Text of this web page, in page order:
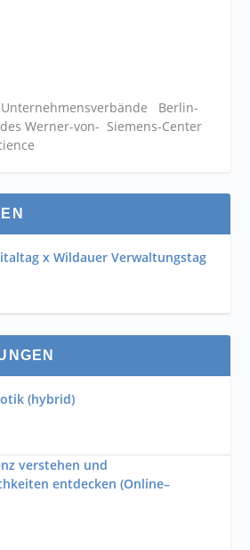
Unternehmensverbände Berlin-
Werner-von- Siemens-Center
x Wildauer Verwaltungstag
(hybrid)
verstehen und
entdecken (Online–